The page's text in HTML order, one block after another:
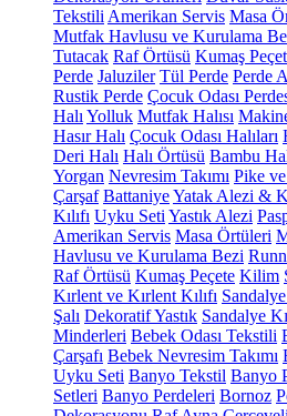
Tekstili Amerikan Servis Masa
Mutfak Havlusu ve Kurulama
Tutacak Raf Örtüsü Kumaş
Perde Jaluziler Tül Perde Perde
Rustik Perde Çocuk Odası
Halı Yolluk Mutfak Halısı
Hasır Halı Çocuk Odası Halıları
Deri Halı Halı Örtüsü Bambu
Yorgan Nevresim Takımı Pike ve
Çarşaf BattaniyeYatak Alezi &
Kılıfı Uyku Seti Yastık Alezi
Amerikan Servis Masa Örtüleri
Havlusu ve Kurulama Bezi
Raf Örtüsü Kumaş Peçete Kilim
Kırlent ve Kırlent Kılıfı
Şalı Dekoratif Yastık Sandalye
Minderleri Bebek Odası Tekstili
Çarşafı Bebek Nevresim Takımı
Uyku Seti Banyo Tekstil Banyo
Setleri Banyo Perdeleri Bornoz